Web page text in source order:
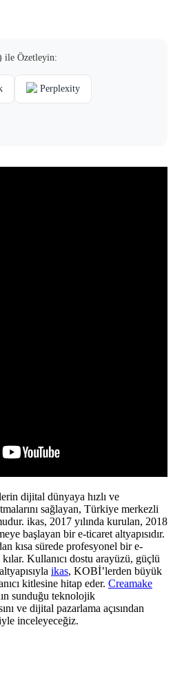
ile Özetleyin:
Perplexity
dijital dünyaya hızlı ve
sağlayan, Türkiye merkezli
ikas, 2017 yılında kurulan, 2018
başlayan bir e-ticaret altyapısıdır.
kısa sürede profesyonel bir e-
Kullanıcı dostu arayüzü, güçlü
ikas, KOBİ’lerden büyük
kitlesine hitap eder. Creamake
sunduğu teknolojik
ve dijital pazarlama açısından
inceleyeceğiz.